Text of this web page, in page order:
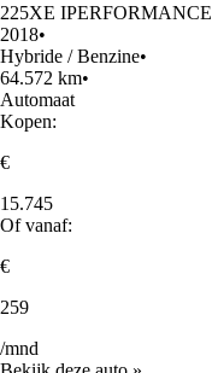
225XE IPERFORMANCE
2018•
Hybride / Benzine•
64.572 km•
Automaat
Kopen:
€
15.745
Of vanaf:
€
259
/mnd